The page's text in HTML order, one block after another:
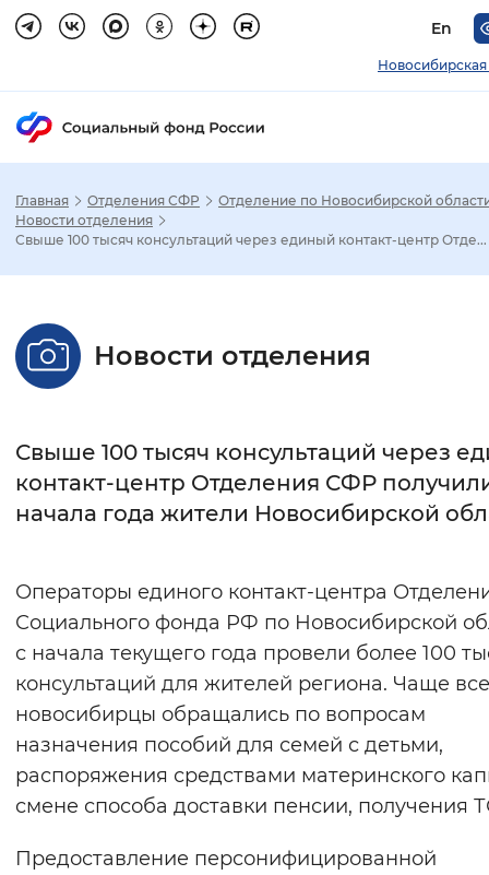
En
Новосибирская
Настройка режима отображения
Стандартный Увеличенный
Без засечек С засечками
Интервал между буквами
Цвет сайта
Монохромный Инверсивный
Синий фон
Изображения
Включены Выключены
Главная Отделения СФР
Отделение по Новосибирской
Новости отделения
Свыше 100 тысяч консультаций через единый контакт-центр Отде...
Новости отделения
Свыше 100 тысяч консультаций через
контакт-центр Отделения СФР
начала года жители Новосибирской
Операторы единого контакт-центра
Социального фонда РФ по Новосибирской
с начала текущего года провели более 100
консультаций для жителей региона. Чаще
новосибирцы обращались по вопросам
назначения пособий для семей с детьми,
распоряжения средствами материнского
смене способа доставки пенсии, получения
Предоставление персонифицированной